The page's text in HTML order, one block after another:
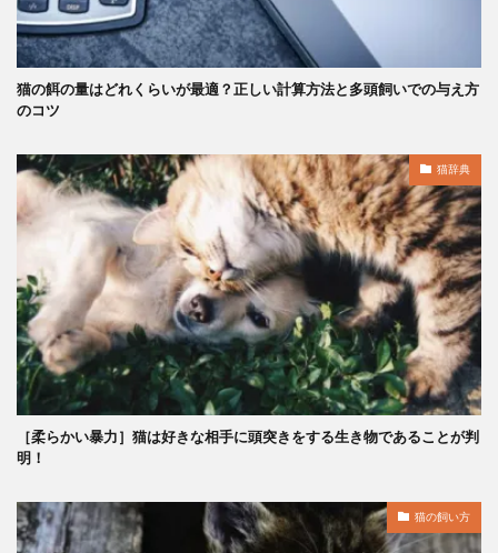
猫の餌の量はどれくらいが最適？正しい計算方法と多頭飼いでの与え方
のコツ
猫辞典
［柔らかい暴力］猫は好きな相手に頭突きをする生き物であることが判
明！
猫の飼い方